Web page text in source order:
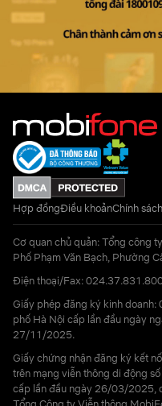
Hợp đồngĐiều khoảnChính sách
Cơ quan chủ quản: Tổng công
Phố Phạm Văn Bạch, Phường
Điện thoại/Fax:
Giấy phép đăng ký kinh
phố Hà Nội cấp lần đầu ngày
27/11/2025.
Giấy chứng nhận đăng ký kết
trên mạng viễn thông di động
cấp lần đầu ngày 26/03/2025,